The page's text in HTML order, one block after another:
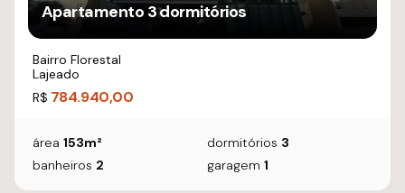
Apartamento 3 dormitórios
Bairro Florestal
Lajeado
R$ 784.940,00
área 153m² dormitórios 3
banheiros 2 garagem 1